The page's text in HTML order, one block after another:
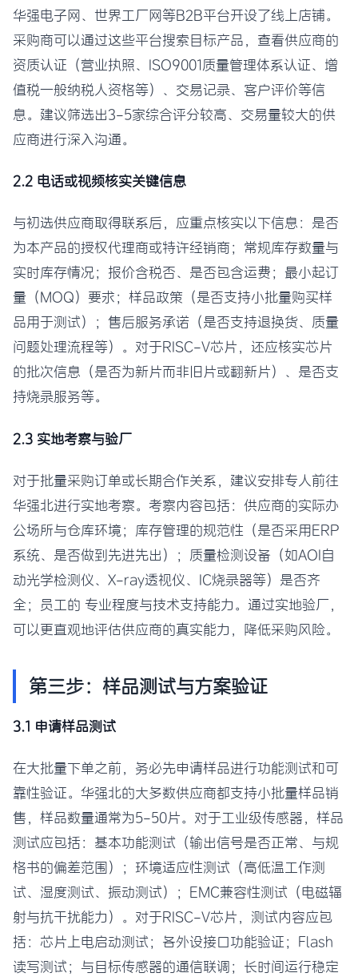
华强电子网、世界工厂网等B2B平台开设了线上店铺。
采购商可以通过这些平台搜索目标产品，查看供应商的
资质认证（营业执照、ISO9001质量管理体系认证、增
值税一般纳税人资格等）、交易记录、客户评价等信
息。建议筛选出3-5家综合评分较高、交易量较大的供
应商进行深入沟通。
2.2 电话或视频核实关键信息
与初选供应商取得联系后，应重点核实以下信息：是否
为本产品的授权代理商或特许经销商；常规库存数量与
实时库存情况；报价含税否、是否包含运费；最小起订
量（MOQ）要求；样品政策（是否支持小批量购买样
品用于测试）；售后服务承诺（是否支持退换货、质量
问题处理流程等）。对于RISC-V芯片，还应核实芯片
的批次信息（是否为新片而非旧片或翻新片）、是否支
持烧录服务等。
2.3 实地考察与验厂
对于批量采购订单或长期合作关系，建议安排专人前往
华强北进行实地考察。考察内容包括：供应商的实际办
公场所与仓库环境；库存管理的规范性（是否采用ERP
系统、是否做到先进先出）；质量检测设备（如AOI自
动光学检测仪、X-ray透视仪、IC烧录器等）是否齐
全；员工的 专业程度与技术支持能力。通过实地验厂，
可以更直观地评估供应商的真实能力，降低采购风险。
第三步：样品测试与方案验证
3.1 申请样品测试
在大批量下单之前，务必先申请样品进行功能测试和可
靠性验证。华强北的大多数供应商都支持小批量样品销
售，样品数量通常为5-50片。对于工业级传感器，样品
测试应包括：基本功能测试（输出信号是否正常、与规
格书的偏差范围）；环境适应性测试（高低温工作测
试、湿度测试、振动测试）；EMC兼容性测试（电磁辐
射与抗干扰能力）。对于RISC-V芯片，测试内容应包
括：芯片上电启动测试；各外设接口功能验证；Flash
读写测试；与目标传感器的通信联调；长时间运行稳定